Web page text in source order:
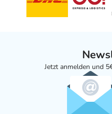
Jetzt anmelden und